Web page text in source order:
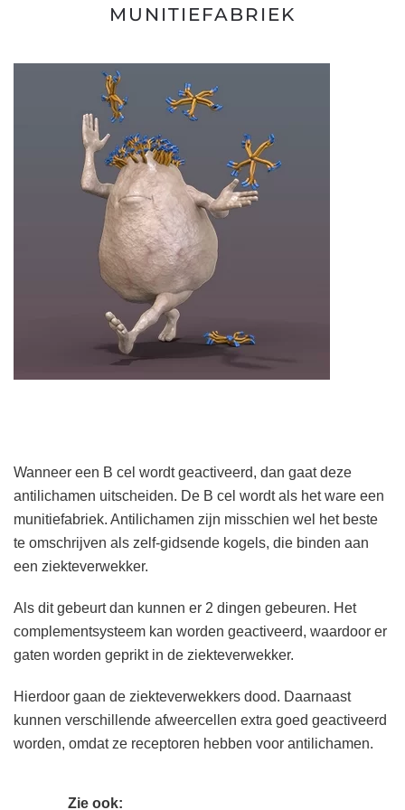
MUNITIEFABRIEK
Wanneer een B cel wordt geactiveerd, dan gaat deze
antilichamen uitscheiden. De B cel wordt als het ware een
munitiefabriek. Antilichamen zijn misschien wel het beste
te omschrijven als zelf-gidsende kogels, die binden aan
een ziekteverwekker.
Als dit gebeurt dan kunnen er 2 dingen gebeuren. Het
complementsysteem kan worden geactiveerd, waardoor er
gaten worden geprikt in de ziekteverwekker.
Hierdoor gaan de ziekteverwekkers dood. Daarnaast
kunnen verschillende afweercellen extra goed geactiveerd
worden, omdat ze receptoren hebben voor antilichamen.
Zie ook: